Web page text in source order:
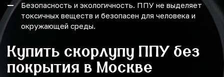
Безопасность и экологичность. ППУ не выделяет
токсичных веществ и безопасен для человека и
окружающей среды.
Купить скорлупу ППУ без
покрытия в Москве